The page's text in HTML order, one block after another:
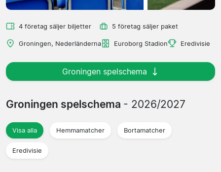
4 företag säljer biljetter 5 företag säljer paket
Groningen, Nederländerna Euroborg Stadion Eredivisie
Groningen spelschema
Groningen spelschema - 2026/2027
Visa alla Hemmamatcher Bortamatcher
Eredivisie